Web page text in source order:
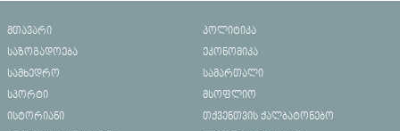
მთავარი
პოლიტიკა
საზოგადოება
ეკონომიკა
სამხედრო
სამართალი
სპორტი
მსოფლიო
ისტორიანი
თქვენთვის ქალბატონებო